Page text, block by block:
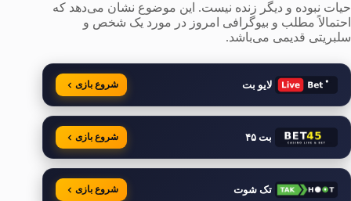
حیات نبوده و دیگر زنده نیست. این موضوع نشان می‌دهد که
احتمالاً مطلب و بیوگرافی امروز در مورد یک شخص و
سلبریتی قدیمی می‌باشد.
لایو بت شروع بازی
بت ۴۵ شروع بازی
تک شوت شروع بازی